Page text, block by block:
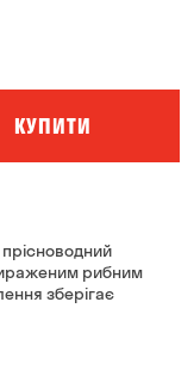
КУПИТИ
рибним
зберігає